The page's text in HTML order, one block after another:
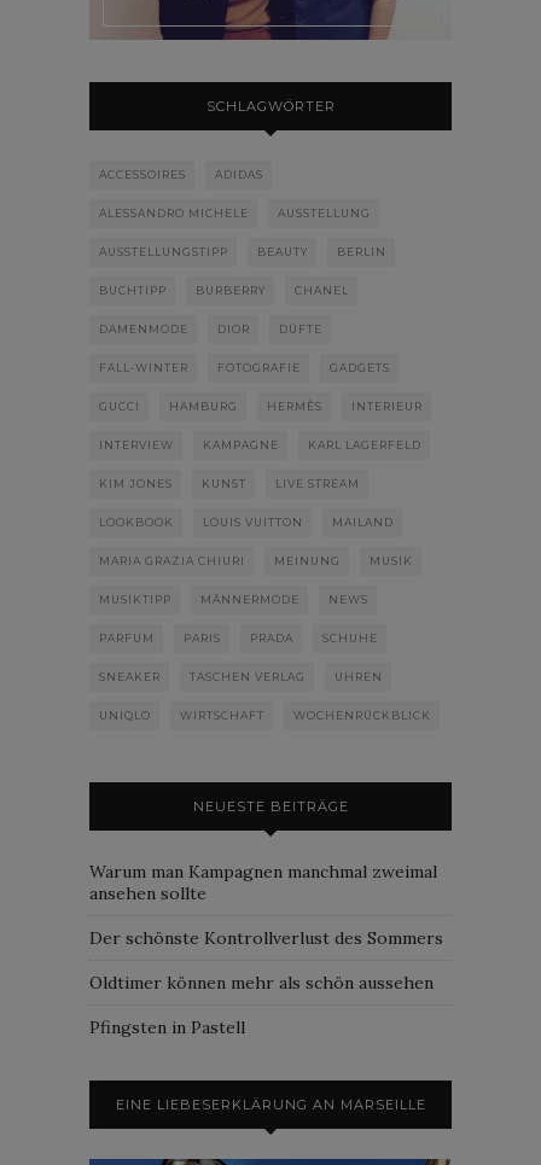
SCHLAGWÖRTER
ACCESSOIRES ADIDAS
ALESSANDRO MICHELE AUSSTELLUNG
AUSSTELLUNGSTIPP BEAUTY BERLIN
BUCHTIPP BURBERRY CHANEL
DAMENMODE DIOR DÜFTE
FALL-WINTER FOTOGRAFIE GADGETS
GUCCI HAMBURG HERMÈS INTERIEUR
INTERVIEW KAMPAGNE KARL LAGERFELD
KIM JONES KUNST LIVE STREAM
LOOKBOOK LOUIS VUITTON MAILAND
MARIA GRAZIA CHIURI MEINUNG MUSIK
MUSIKTIPP MÄNNERMODE NEWS
PARFUM PARIS PRADA SCHUHE
SNEAKER TASCHEN VERLAG UHREN
UNIQLO WIRTSCHAFT WOCHENRÜCKBLICK
NEUESTE BEITRÄGE
Warum man Kampagnen manchmal zweimal
ansehen sollte
Der schönste Kontrollverlust des Sommers
Oldtimer können mehr als schön aussehen
Pfingsten in Pastell
EINE LIEBESERKLÄRUNG AN MARSEILLE